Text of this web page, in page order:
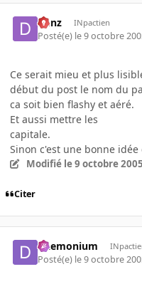
Denz INpactien
Posté(e) le 9 octobre
Ce serait mieu et plus
début du post le nom du
ca soit bien flashy et aéré.
Et aussi mettre les
capitale.
Sinon c'est une bonne idée
Modifié le 9 octobre 2005
Citer
Daemonium
Posté(e) le 9 octobre